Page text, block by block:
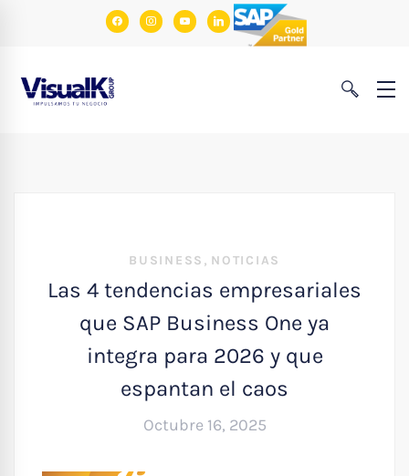
facebookinstagram
youtubelinkedin
BUSINESS , NOTICIAS
Las 4 tendencias empresariales
que SAP Business One ya
integra para 2026 y que
espantan el caos
Octubre 16, 2025